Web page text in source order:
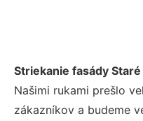
Striekanie fasády
Našimi rukami prešlo
zákazníkov a budeme